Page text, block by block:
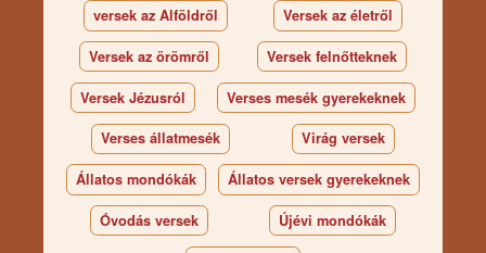
versek az Alföldről Versek az életről
Versek az örömről Versek felnőtteknek
Versek Jézusról Verses mesék gyerekeknek
Verses állatmesék Virág versek
Állatos mondókák Állatos versek gyerekeknek
Óvodás versek Újévi mondókák